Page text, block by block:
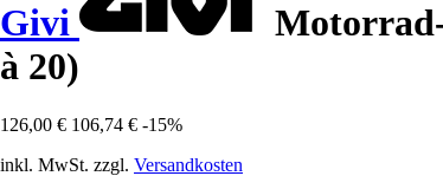
Givi
à 20)
126,00 € 106,74 € -15%
inkl. MwSt. zzgl. Versandkosten